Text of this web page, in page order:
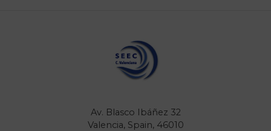
Av. Blasco Ibáñez 32
Valencia, Spain, 46010